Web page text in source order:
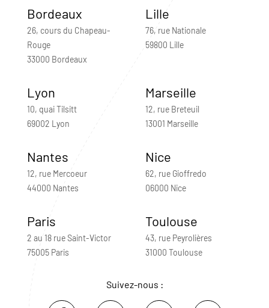
Bordeaux
26, cours du Chapeau-
Rouge
33000 Bordeaux
Lille
76, rue Nationale
59800 Lille
Lyon
10, quai Tilsitt
69002 Lyon
Marseille
12, rue Breteuil
13001 Marseille
Nantes
12, rue Mercoeur
44000 Nantes
Nice
62, rue Gioffredo
06000 Nice
Paris
2 au 18 rue Saint-Victor
75005 Paris
Toulouse
43, rue Peyrolières
31000 Toulouse
Suivez-nous :